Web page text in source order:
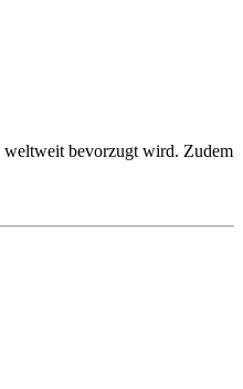
weltweit bevorzugt wird. Zudem